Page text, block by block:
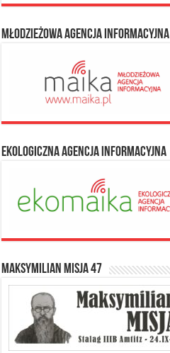
Młodzieżowa Agencja Informacyjna
Ekologiczna Agencja Informacyjna
Maksymilian Misja 47